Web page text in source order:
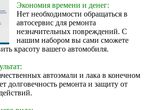
Экономия времени и денег:
Нет необходимости обращаться в
автосервис для ремонта
незначительных повреждений. С
нашим набором вы сами сможете
красоту вашего автомобиля.
автоэмали и лака в конечном
долговечность ремонта и защиту от